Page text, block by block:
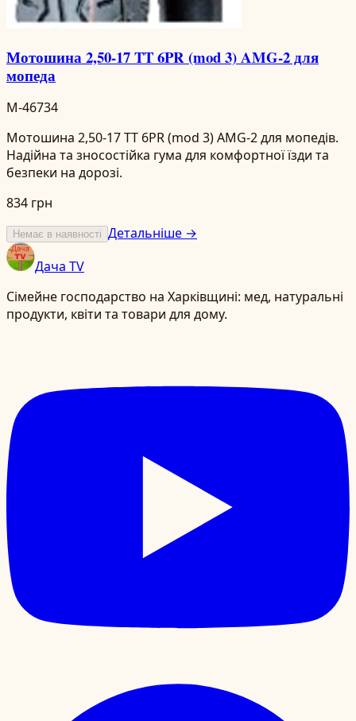
Мотошина 2,50-17 TT 6PR (mod 3) AMG-2 для
мопеда
M-46734
Мотошина 2,50-17 TT 6PR (mod 3) AMG-2 для мопедів.
Надійна та зносостійка гума для комфортної їзди та
безпеки на дорозі.
834 грн
Немає в наявності Детальніше →
Дача TV
Сімейне господарство на Харківщині: мед, натуральні
продукти, квіти та товари для дому.